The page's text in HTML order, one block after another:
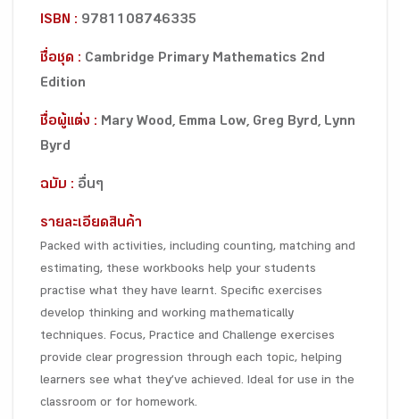
ISBN : 9781108746335
ชื่อชุด :
Edition
ชื่อผู้แต่ง :
Byrd
ฉบับ : อื่นๆ
รายละเอียดสินค้า
Packed with activities, including counting, matching and
estimating, these workbooks help your students
practise what they have learnt. Specific exercises
develop thinking and working mathematically
techniques. Focus, Practice and Challenge exercises
provide clear progression through each topic, helping
learners see what they’ve achieved. Ideal for use in the
classroom or for homework.